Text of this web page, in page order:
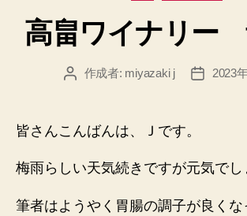
ゴ
リ
高畠ワイナリー
投 作成者: miyazaki j
投
2023
皆さんこんばんは、Ｊです。
梅雨らしい天気続きですが元気でし
筆者はようやく胃腸の調子が良くな